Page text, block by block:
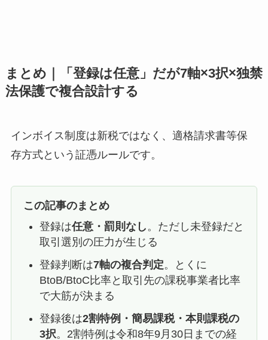
まとめ｜「登録は任意」だが7軸×3択×独禁
法保護で複合設計する
インボイス制度は新税ではなく、適格請求書等保
存方式という証憑ルールです。
この記事のまとめ
登録は任意・罰則なし。ただし未登録だと
取引選別の圧力が生じる
登録判断は7軸の複合判定。とくに
BtoB/BtoC比率と取引先の課税事業者比率
で大筋が決まる
登録後は2割特例・簡易課税・本則課税の
3択。2割特例は令和8年9月30日までの経